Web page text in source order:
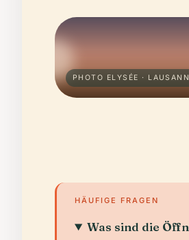
PHOTO ELYSÉE ·
HÄUFIGE FRAGEN
Was sind die